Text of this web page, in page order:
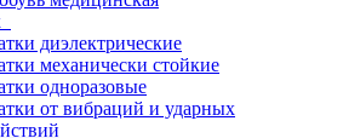
диэлектрические
механически стойкие
одноразовые
от вибраций и ударных